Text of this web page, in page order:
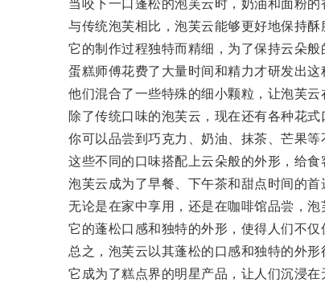
当咬下一口蓬松的泡芙云时，奶油和面粉的
与传统泡芙相比，泡芙云能够更好地保持酥
它的制作过程独特而精细，为了保持云朵般
蛋糕师傅花费了大量时间和精力才研发出这
他们混合了一些特殊的细小颗粒，让泡芙云
除了传统口味的泡芙云，现在还有各种花式
你可以品尝到巧克力、奶油、抹茶、芒果等
这些不同的口味搭配上云朵般的外形，给食
泡芙云成为了早餐、下午茶和甜点时间的首
无论是在家中享用，还是在咖啡馆品尝，泡
它的蓬松口感和独特的外形，使得人们不仅
总之，泡芙云以其蓬松的口感和独特的外形
它成为了糕点界的明星产品，让人们沉浸在